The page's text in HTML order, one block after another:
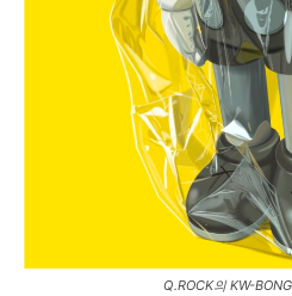
Q.ROCK의 KW-